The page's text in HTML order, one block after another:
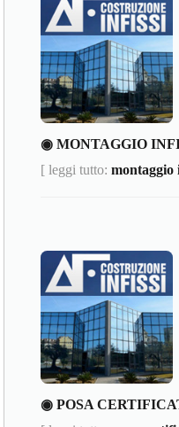
◉ MONTAGGIO
[ leggi tutto:montaggio
◉ POSA